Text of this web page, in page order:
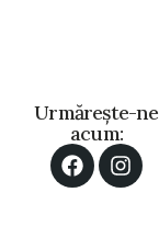
Urmărește-ne
acum: